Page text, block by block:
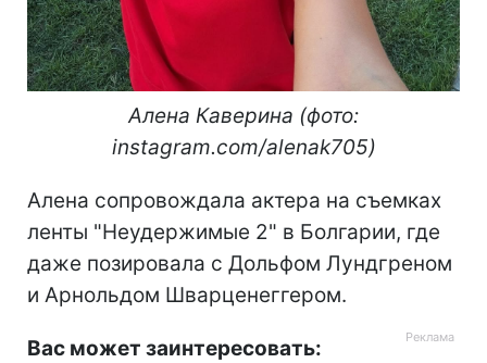
Алена Каверина (фото:
instagram.com/alenak705)
Алена сопровождала актера на съемках
ленты "Неудержимые 2" в Болгарии, где
даже позировала с Дольфом Лундгреном
и Арнольдом Шварценеггером.
Вас может заинтересовать: